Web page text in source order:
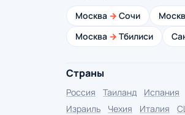
Москва → Сочи
Москва → Тбилиси
Страны
Россия Таиланд Испания
Израиль
Чехия Италия